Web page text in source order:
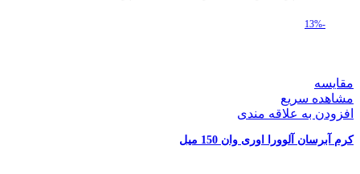
-13%
مقایسه
مشاهده سریع
افزودن به علاقه مندی
کرم آبرسان آلوورا اوری وان 150 میل